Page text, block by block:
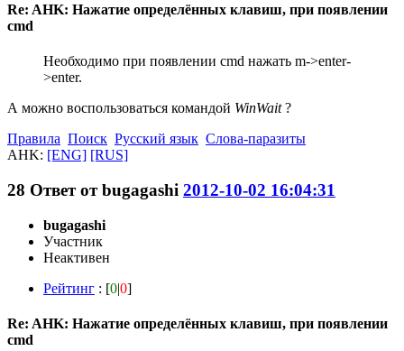
Re: AHK: Нажатие определённых клавиш, при появлении
cmd
Необходимо при появлении cmd нажать m->enter-
>enter.
А можно воспользоваться командой WinWait?
Правила Поиск Русский язык Слова-паразиты
AHK: [ENG] [RUS]
28 Ответ отbugagashi 2012-10-02 16:04:31
bugagashi
Участник
Неактивен
Рейтинг : [0|0]
Re: AHK: Нажатие определённых клавиш, при появлении
cmd